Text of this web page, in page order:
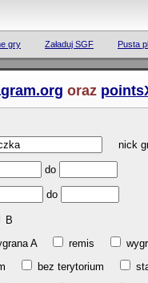
gry Załaduj SGF Pusta
oraz
nick
do
do
B
A remis
bez terytorium